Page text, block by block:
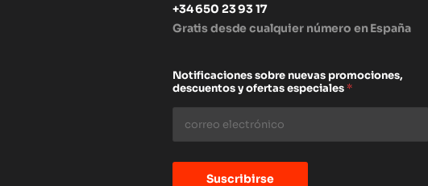
+34 650 23 93 17
Gratis desde cualquier número en España
Notificaciones sobre nuevas promociones,
descuentos y ofertas especiales*
Suscribirse